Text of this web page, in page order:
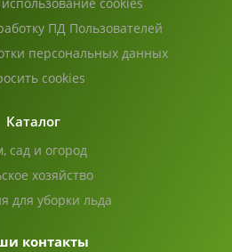
ПД Пользователей
персональных данных
cookies
Каталог
сад и огород
хозяйство
для уборки льда
контакты